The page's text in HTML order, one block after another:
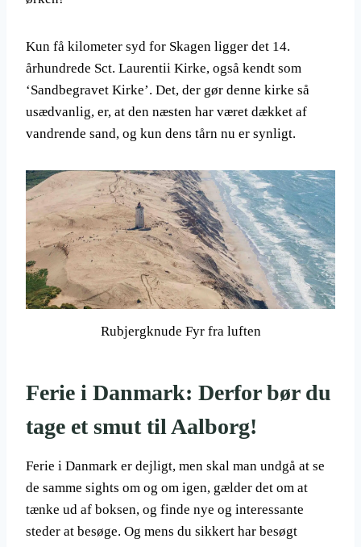
Kun få kilometer syd for Skagen ligger det 14.
århundrede Sct. Laurentii Kirke, også kendt som
‘Sandbegravet Kirke’. Det, der gør denne kirke så
usædvanlig, er, at den næsten har været dækket af
vandrende sand, og kun dens tårn nu er synligt.
Rubjergknude Fyr fra luften
Ferie i Danmark: Derfor bør du
tage et smut til Aalborg!
Ferie i Danmark er dejligt, men skal man undgå at se
de samme sights om og om igen, gælder det om at
tænke ud af boksen, og finde nye og interessante
steder at besøge. Og mens du sikkert har besøgt